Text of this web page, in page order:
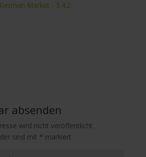
Market - 3.4.2
absenden
wird nicht veröffentlicht.
sind mit * markiert